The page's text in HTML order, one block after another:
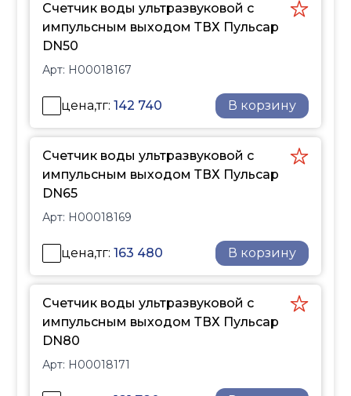
Счетчик воды ультразвуковой с
импульсным выходом ТВХ Пульсар
DN50
Арт: Н00018167
цена,тг:142 740 В корзину
Счетчик воды ультразвуковой с
импульсным выходом ТВХ Пульсар
DN65
Арт: Н00018169
цена,тг:163 480 В корзину
Счетчик воды ультразвуковой с
импульсным выходом ТВХ Пульсар
DN80
Арт: Н00018171